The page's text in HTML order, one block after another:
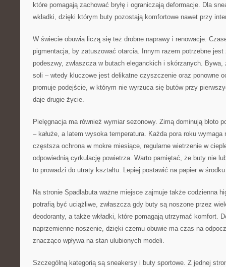
które pomagają zachować bryłę i ograniczają deformacje. Dla
wkładki, dzięki którym buty pozostają komfortowe nawet przy
W świecie obuwia liczą się też drobne naprawy i renowacje.
pigmentacja, by zatuszować otarcia. Innym razem potrzebne jest
podeszwy, zwłaszcza w butach eleganckich i skórzanych.
soli – wtedy kluczowe jest delikatne czyszczenie oraz ponowne
promuje podejście, w którym nie wyrzuca się butów przy
daje drugie życie.
Pielęgnacja ma również wymiar sezonowy. Zimą dominują błoto
– kałuże, a latem wysoka temperatura. Każda pora roku wymaga
częstsza ochrona w mokre miesiące, regularne wietrzenie w
odpowiednią cyrkulację powietrza. Warto pamiętać, że buty nie
to prowadzi do utraty kształtu. Lepiej postawić na papier w
Na stronie Spadlabuta ważne miejsce zajmuje także codzienna
potrafią być uciążliwe, zwłaszcza gdy buty są noszone przez
deodoranty, a także wkładki, które pomagają utrzymać komfort.
naprzemienne noszenie, dzięki czemu obuwie ma czas na
znacząco wpływa na stan ulubionych modeli.
Szczególną kategorią są sneakersy i buty sportowe. Z jednej